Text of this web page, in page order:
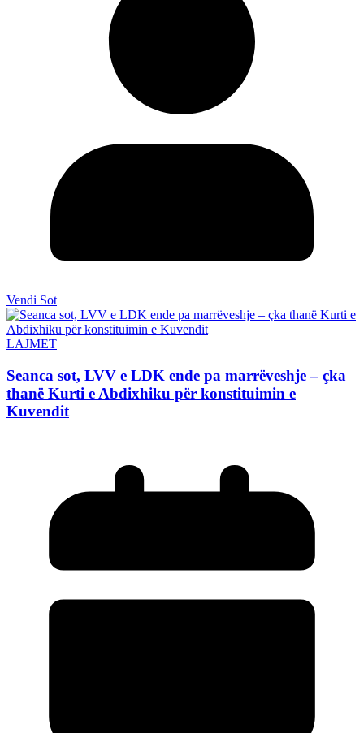
Vendi Sot
LAJMET
Seanca sot, LVV e LDK ende pa marrëveshje – çka
thanë Kurti e Abdixhiku për konstituimin e
Kuvendit